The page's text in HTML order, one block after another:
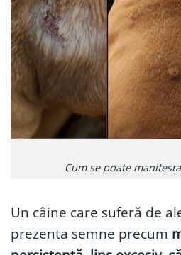
Cum se poate
Un câine care suferă de
prezenta semne precum